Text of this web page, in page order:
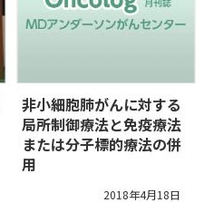
非小細胞肺がんに対する
局所制御療法と免疫療法
または分子標的療法の併
用
2018年4月18日